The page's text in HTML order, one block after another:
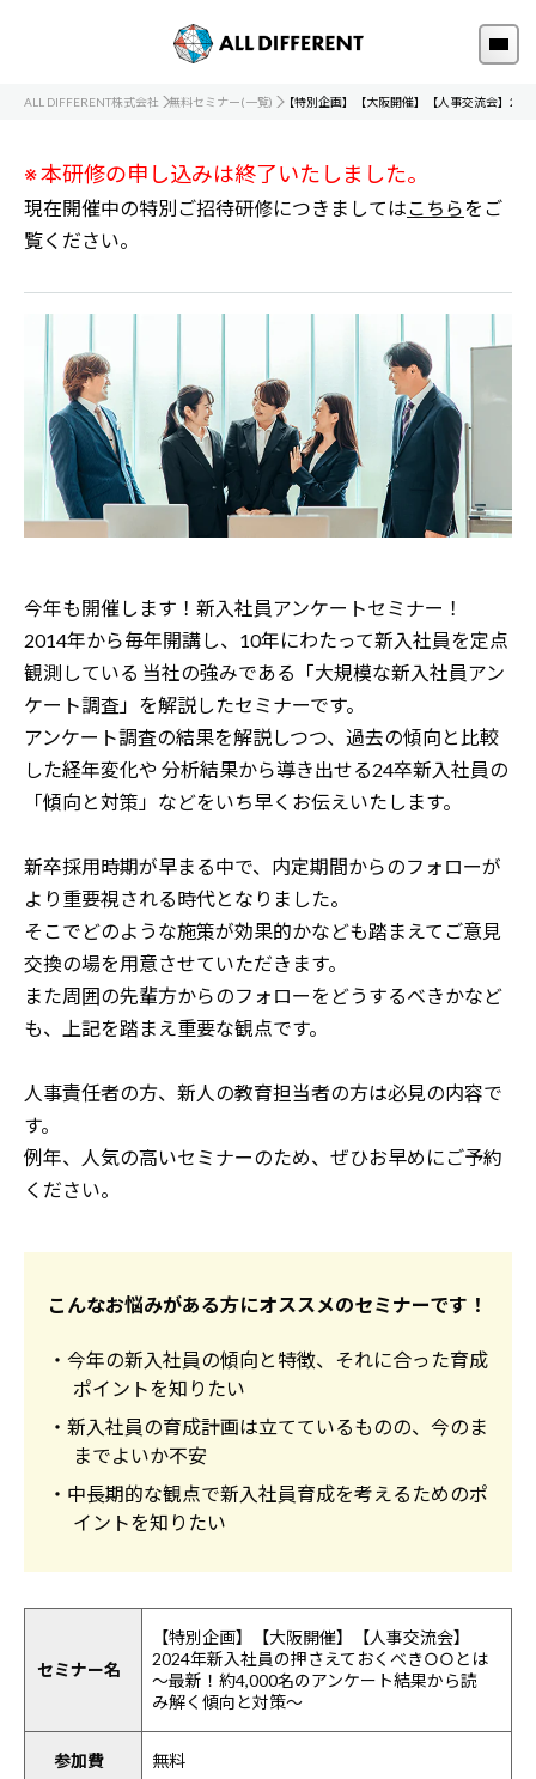
ALL DIFFERENT株式会社 無料セミナー(一覧) 【特別企画】【大阪開催】【人事交流会】
※ 本研修の申し込みは終了いたしました。
現在開催中の特別ご招待研修につきましてはこちらをご
覧ください。
今年も開催します！新入社員アンケートセミナー！
2014年から毎年開講し、10年にわたって新入社員を定点
観測している 当社の強みである「大規模な新入社員アン
ケート調査」を解説したセミナーです。
アンケート調査の結果を解説しつつ、過去の傾向と比較
した経年変化や 分析結果から導き出せる24卒新入社員の
「傾向と対策」などをいち早くお伝えいたします。
新卒採用時期が早まる中で、内定期間からのフォローが
より重要視される時代となりました。
そこでどのような施策が効果的かなども踏まえてご意見
交換の場を用意させていただきます。
また周囲の先輩方からのフォローをどうするべきかなど
も、上記を踏まえ重要な観点です。
人事責任者の方、新人の教育担当者の方は必見の内容で
す。
例年、人気の高いセミナーのため、ぜひお早めにご予約
ください。
こんなお悩みがある方にオススメのセミナーです！
・今年の新入社員の傾向と特徴、それに合った育成
ポイントを知りたい
・新入社員の育成計画は立てているものの、今のま
までよいか不安
・中長期的な観点で新入社員育成を考えるためのポ
イントを知りたい
セミナー名
【特別企画】【大阪開催】【人事交流会】
2024年新入社員の押さえておくべき○○とは
～最新！約4,000名のアンケート結果から読
み解く傾向と対策～
参加費 無料